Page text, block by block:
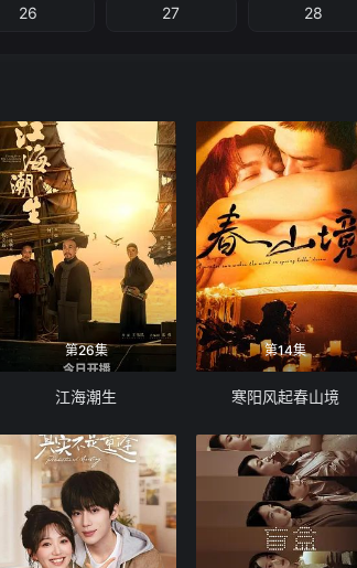
26 27 28
第26集
江海潮生
第14集
寒阳风起春山境